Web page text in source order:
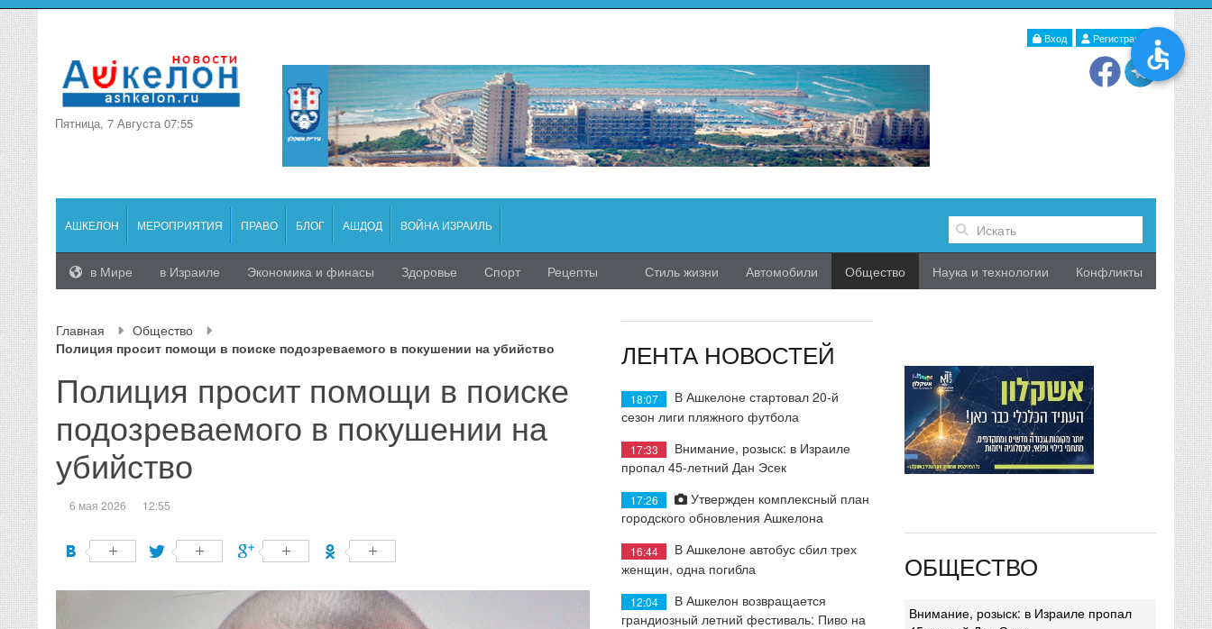
Вход Регистрация
Пятница, 7 Августа 07:55
АШКЕЛОН МЕРОПРИЯТИЯ ПРАВО БЛОГ АШДОД ВОЙНА ИЗРАИЛЬ
в Мире в Израиле Экономика и финасы Здоровье Спорт Рецепты Стиль жизни Автомобили Общество Наука и технологии Конфликты
Главная
Общество
Полиция просит помощи в поиске подозреваемого в покушении на убийство
Полиция просит помощи в поиске
подозреваемого в покушении на
убийство
6 мая 2026 12:55
ЛЕНТА НОВОСТЕЙ
18:07
В Ашкелоне стартовал 20-й
сезон лиги пляжного футбола
17:33
Внимание, розыск: в Израиле
пропал 45-летний Дан Эсек
17:26
Утвержден комплексный план
городского обновления Ашкелона
16:44
В Ашкелоне автобус сбил трех
женщин, одна погибла
12:04
В Ашкелон возвращается
грандиозный летний фестиваль: Пиво на
ОБЩЕСТВО
Внимание, розыск: в Израиле пропал